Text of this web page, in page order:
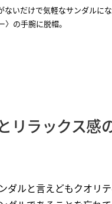
ないだけで気軽なサンダルに
の手腕に脱帽。
リラックス感
ダルと言えどもクオリ